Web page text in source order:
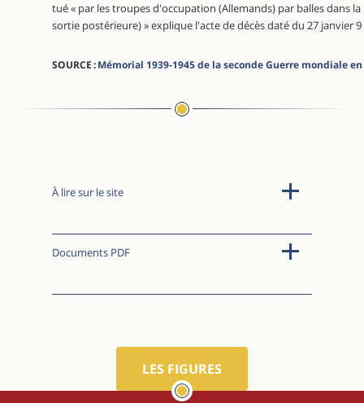
tué « par les troupes d'occupation (Allemands) par balles dans
sortie postérieure) » explique l'acte de décès daté du 27 janvier
SOURCE :Mémorial 1939-1945 de la seconde Guerre mondiale
À lire sur le site
Documents PDF
LES FIGURES